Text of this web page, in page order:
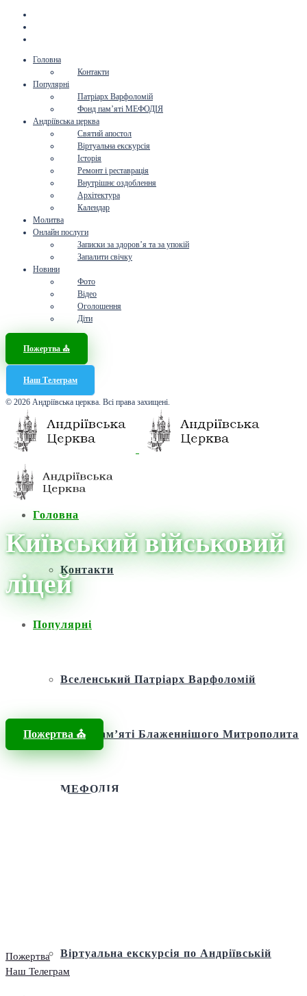
Головна
Контакти
Популярні
Патріарх Варфоломій
Фонд пам’яті МЕФОДІЯ
Андріївська церква
Святий апостол
Віртуальна екскурсія
Історія
Ремонт і реставрація
Внутрішнє оздоблення
Архітектура
Календар
Молитва
Онлайн послуги
Записки за здоров’я та за упокій
Запалити свічку
Новини
Фото
Відео
Оголошення
Діти
Пожертва ⛪️
Наш Телеграм
© 2026 Андріївська церква. Всі права захищені.
Головна
Контакти
Популярні
Вселенський Патріарх Варфоломій
Фонд пам’яті Блаженнішого Митрополита
МЕФОДІЯ
Віртуальна екскурсія по Андріївській
Пожертва ⛪️
Київський військовий
ліцей
Головна / Новини /Київський військовий ліцей
Пожертва
Наш Телеграм